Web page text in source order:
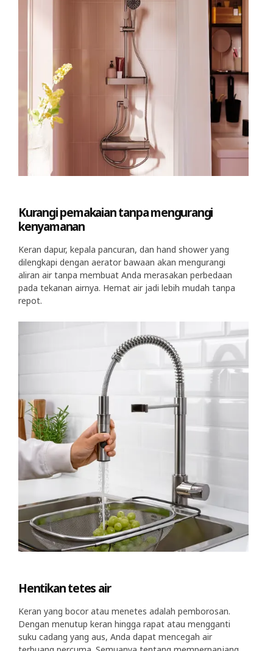
Kurangi pemakaian tanpa mengurangi
kenyamanan
Keran dapur, kepala pancuran, dan hand shower yang
dilengkapi dengan aerator bawaan akan mengurangi
aliran air tanpa membuat Anda merasakan perbedaan
pada tekanan airnya. Hemat air jadi lebih mudah tanpa
repot.
Hentikan tetes air
Keran yang bocor atau menetes adalah pemborosan.
Dengan menutup keran hingga rapat atau mengganti
suku cadang yang aus, Anda dapat mencegah air